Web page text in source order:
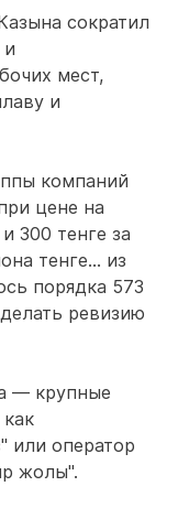
сократил
мест,
и
компаний
цене на
300 тенге за
тенге… из
порядка 573
ревизию
— крупные
или оператор
жолы".